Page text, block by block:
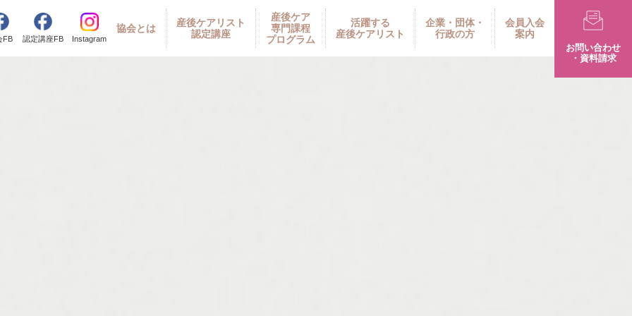
FB 認定講座FB Instagram
協会とは
産後ケアリスト
認定講座
産後ケア
専門課程
プログラム
活躍する
産後ケアリスト
企業・団体・
行政の方
会員入会
案内
お問い合わせ
・資料請求